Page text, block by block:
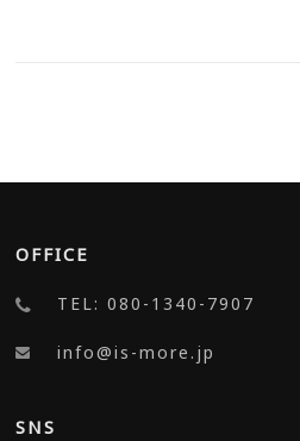
OFFICE
TEL: 080-1340-7907
info@is-more.jp
SNS